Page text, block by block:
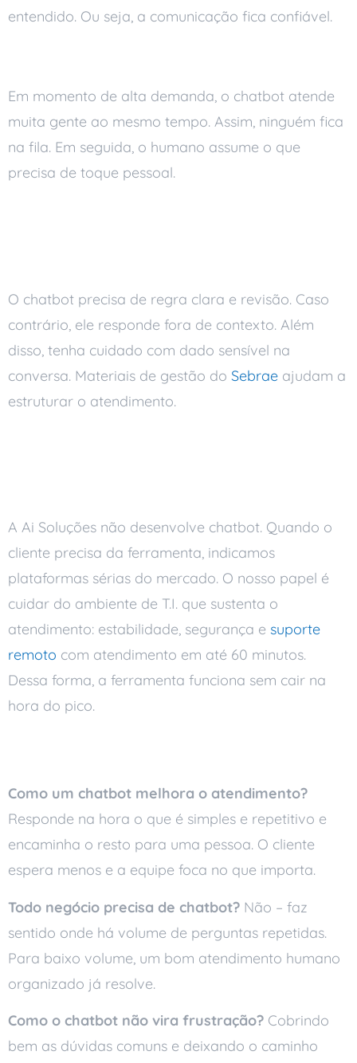
entendido. Ou seja, a comunicação fica confiável.
Em momento de alta demanda, o chatbot atende
muita gente ao mesmo tempo. Assim, ninguém fica
na fila. Em seguida, o humano assume o que
precisa de toque pessoal.
O chatbot precisa de regra clara e revisão. Caso
contrário, ele responde fora de contexto. Além
disso, tenha cuidado com dado sensível na
conversa. Materiais de gestão do Sebrae ajudam a
estruturar o atendimento.
A Ai Soluções não desenvolve chatbot. Quando o
cliente precisa da ferramenta, indicamos
plataformas sérias do mercado. O nosso papel é
cuidar do ambiente de T.I. que sustenta o
atendimento: estabilidade, segurança e suporte
remoto com atendimento em até 60 minutos.
Dessa forma, a ferramenta funciona sem cair na
hora do pico.
Como um chatbot melhora o atendimento?
Responde na hora o que é simples e repetitivo e
encaminha o resto para uma pessoa. O cliente
espera menos e a equipe foca no que importa.
Todo negócio precisa de chatbot? Não – faz
sentido onde há volume de perguntas repetidas.
Para baixo volume, um bom atendimento humano
organizado já resolve.
Como o chatbot não vira frustração? Cobrindo
bem as dúvidas comuns e deixando o caminho